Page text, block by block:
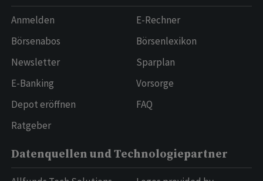
Anmelden
Börsenabos
Newsletter
E-Banking
Depot eröffnen
Ratgeber
E-Rechner
Börsenlexikon
Sparplan
Vorsorge
FAQ
Datenquellen und Technologiepartner